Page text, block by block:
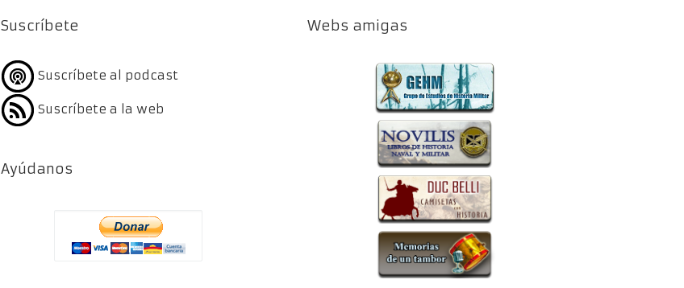
Suscríbete
Suscríbete al podcast
Suscríbete a la web
Ayúdanos
Webs amigas